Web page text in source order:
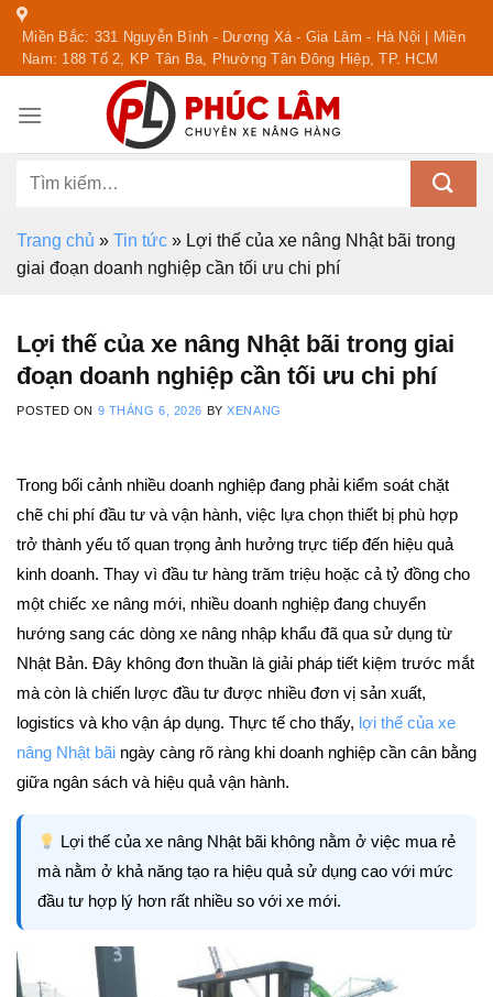
Skip
content
Miền Bắc: 331 Nguyễn Bình - Dương Xá - Gia Lâm - Hà Nội | Miền
Nam: 188 Tổ 2, KP Tân Ba, Phường Tân Đông Hiệp, TP. HCM
Tìm
Trang chủ » Tin tức » Lợi thế của xe nâng Nhật bãi trong
giai đoạn doanh nghiệp cần tối ưu chi phí
Lợi thế của xe nâng Nhật bãi trong giai
đoạn doanh nghiệp cần tối ưu chi phí
POSTED ON 9 THÁNG 6, 2026 BYXENANG
Trong bối cảnh nhiều doanh nghiệp đang phải kiểm soát chặt
chẽ chi phí đầu tư và vận hành, việc lựa chọn thiết bị phù hợp
trở thành yếu tố quan trọng ảnh hưởng trực tiếp đến hiệu quả
kinh doanh. Thay vì đầu tư hàng trăm triệu hoặc cả tỷ đồng cho
một chiếc xe nâng mới, nhiều doanh nghiệp đang chuyển
hướng sang các dòng xe nâng nhập khẩu đã qua sử dụng từ
Nhật Bản. Đây không đơn thuần là giải pháp tiết kiệm trước mắt
mà còn là chiến lược đầu tư được nhiều đơn vị sản xuất,
logistics và kho vận áp dụng. Thực tế cho thấy, lợi thế của xe
nâng Nhật bãi ngày càng rõ ràng khi doanh nghiệp cần cân bằng
giữa ngân sách và hiệu quả vận hành.
Lợi thế của xe nâng Nhật bãi không nằm ở việc mua rẻ
mà nằm ở khả năng tạo ra hiệu quả sử dụng cao với mức
đầu tư hợp lý hơn rất nhiều so với xe mới.